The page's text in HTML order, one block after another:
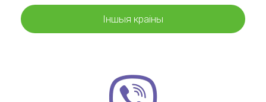
Іншыя краіны